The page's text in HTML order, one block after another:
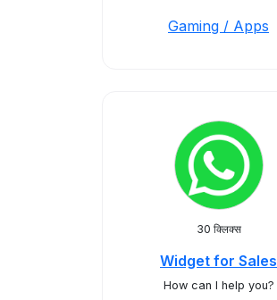
Gaming / Apps
30 क्लिक्स
Widget for Sales
How can I help you?